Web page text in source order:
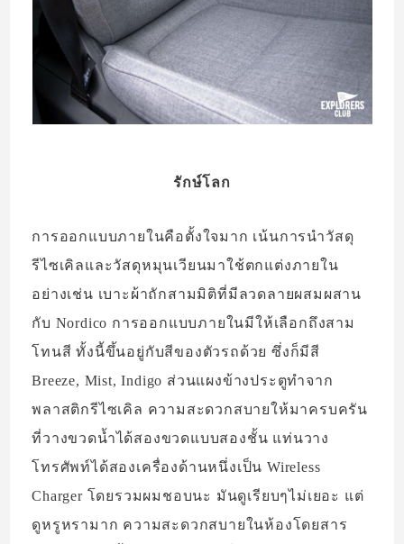
รักษ์โลก
การออกแบบภายในคือตั้งใจมาก เน้นการนำวัสดุ
รีไซเคิลและวัสดุหมุนเวียนมาใช้ตกแต่งภายใน
อย่างเช่น เบาะผ้าถักสามมิติที่มีลวดลายผสมผสาน
กับ Nordico การออกแบบภายในมีให้เลือกถึงสาม
โทนสี ทั้งนี้ขึ้นอยู่กับสีของตัวรถด้วย ซึ่งก็มีสี
Breeze, Mist, Indigo ส่วนแผงข้างประตูทำจาก
พลาสติกรีไซเคิล ความสะดวกสบายให้มาครบครัน
ที่วางขวดน้ำได้สองขวดแบบสองชั้น แท่นวาง
โทรศัพท์ได้สองเครื่องด้านหนึ่งเป็น Wireless
Charger โดยรวมผมชอบนะ มันดูเรียบๆไม่เยอะ แต่
ดูหรูหรามาก ความสะดวกสบายในห้องโดยสาร